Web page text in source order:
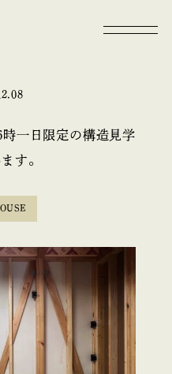
一日限定の構造見学
す。